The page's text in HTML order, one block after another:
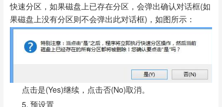
快速分区，如果磁盘上已存在分区，会弹出确认对话框(如
果磁盘上没有分区则不会弹出此对话框)，如图所示：
点击是(Yes)继续，点击否(No)取消。
5. 预设置